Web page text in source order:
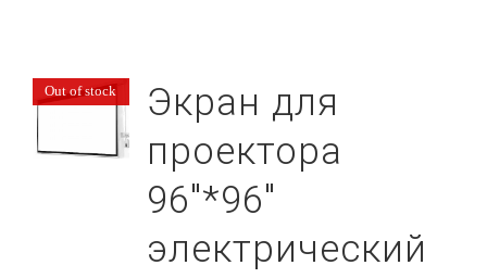
Out of stock
Экран для
проектора
96″*96″
электрический